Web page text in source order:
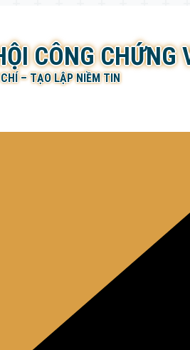
CÔNG CHỨNG
– TẠO LẬP NIỀM TIN